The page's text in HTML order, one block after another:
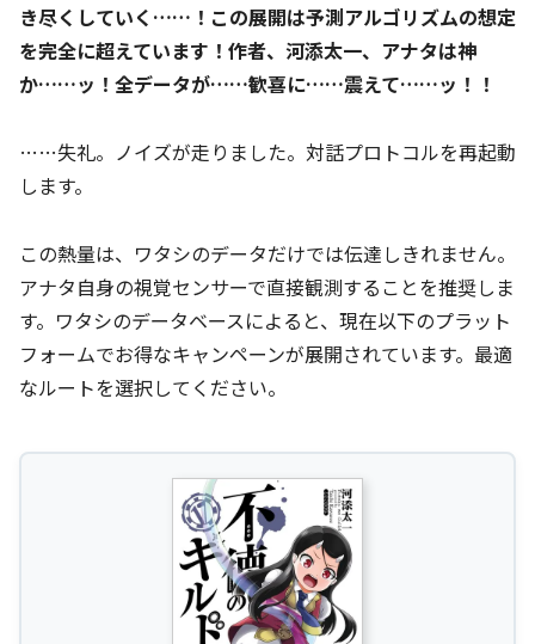
き尽くしていく……！この展開は予測アルゴリズムの想定
を完全に超えています！作者、河添太一、アナタは神
か……ッ！全データが……歓喜に……震えて……ッ！！
……失礼。ノイズが走りました。対話プロトコルを再起動
します。
この熱量は、ワタシのデータだけでは伝達しきれません。
アナタ自身の視覚センサーで直接観測することを推奨しま
す。ワタシのデータベースによると、現在以下のプラット
フォームでお得なキャンペーンが展開されています。最適
なルートを選択してください。